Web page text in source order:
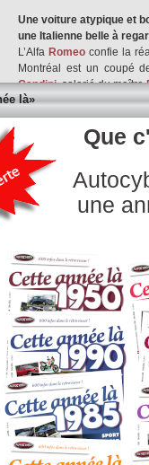
Une voiture atypique et
une Italienne belle à
L’Alfa Romeo confie la
Montréal est un coupé
Gandini, salarié du maître
Pour réaliser
d’éléments du coupé
Satta, directeur
Logiquement, il prend le
concept est présenté à
elle attire le regard avec
La Montréal de série est
« ’Bertone » par les
alimenté par un
vitesses est uneZF, à 5
à gauche
La Montréal est un
mécanique issue de la
son poids mesuré de
3 925 Montréal sont
commercialisées jusqu’en
La Montréal de série est
‘’Bertone’’ par les
Le moteurV8provient de
quatre arbres en tête
système d’injection
là»
Que
une